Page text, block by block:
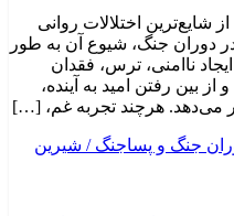
شایع‌ترین اختلالات روانی
دوران جنگ، شیوع آن به طور
ناامنی، ترس، فقدان
بین رفتن امید به آینده،
می‌دهد. هرچند تجربه غم، […]